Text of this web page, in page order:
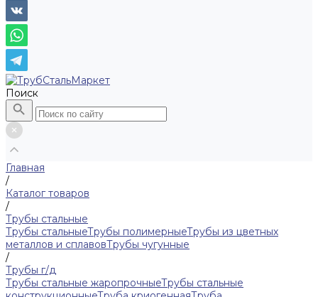
Поиск
Главная
/
Каталог товаров
/
Трубы стальные
Трубы стальныеТрубы полимерныеТрубы из цветных
металлов и сплавовТрубы чугунные
/
Трубы г/д
Трубы стальные жаропрочныеТрубы стальные